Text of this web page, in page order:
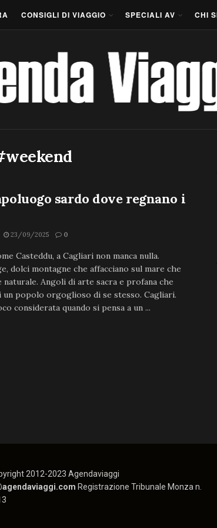
CONSIGLI DI VIAGGIO SPECIALI AV CHI
sardo dove regnano i
23/09/2025 0
Casteddu, a Cagliari non manca nulla.
dolci montagne che affacciano sul mare che
naturale. Angoli di arte sacra e profana che
popolo orgoglioso di se stesso. Cagliari.
considerata quando si pensa a un ...
2012-2023 Agendaviaggi
Registrazione Tribunale Monza n.